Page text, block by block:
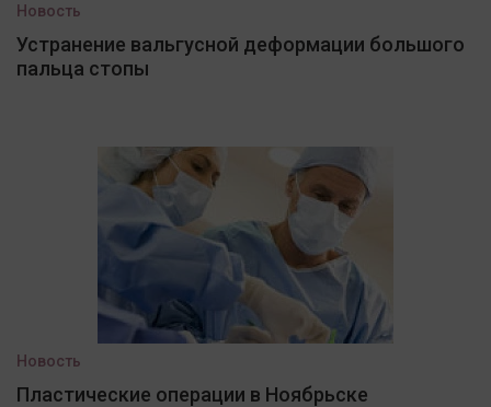
Новость
Устранение вальгусной деформации большого
пальца стопы
Новость
Пластические операции в Ноябрьске